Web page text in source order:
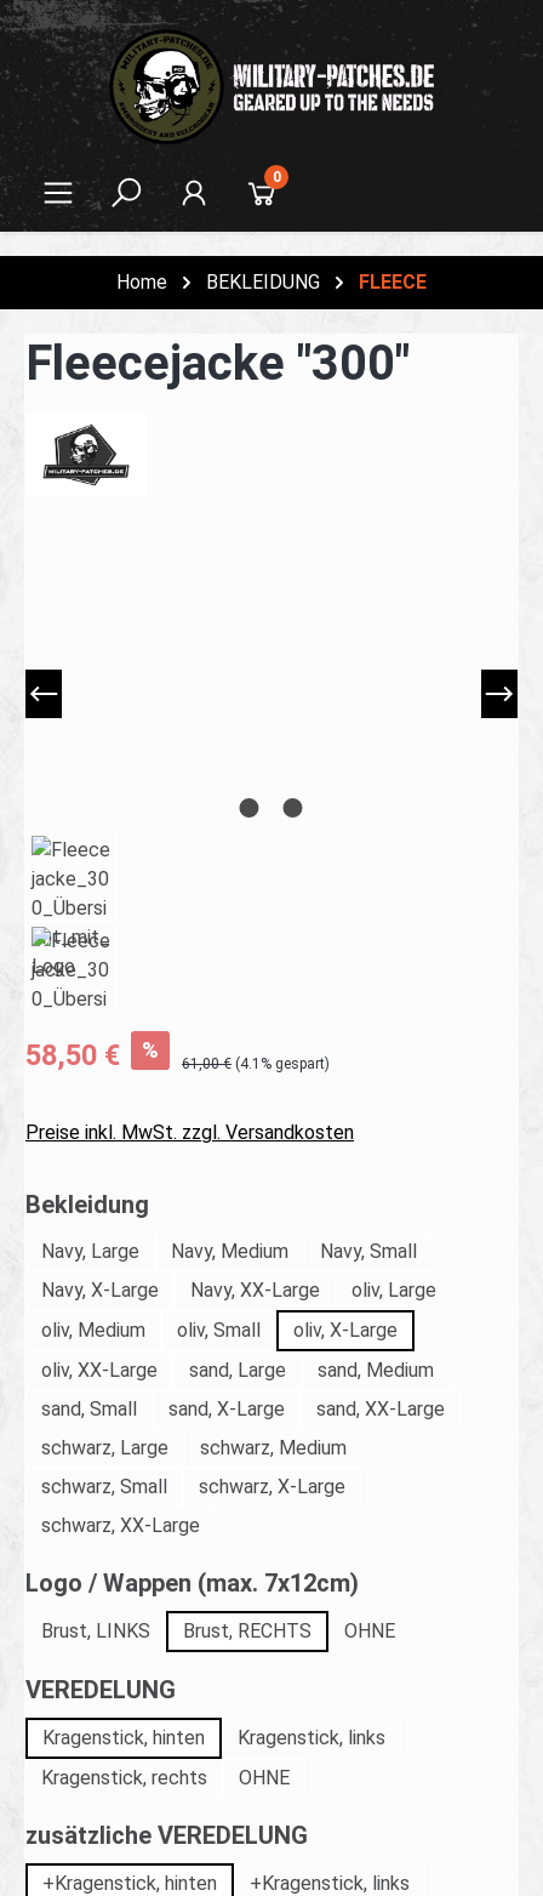
springen
0
Home BEKLEIDUNG FLEECE
Fleecejacke "300"
58,50 € %
61,00 € (4.1% gespart)
Preise inkl. MwSt. zzgl. Versandkosten
Bekleidung
Navy, Large Navy, Medium
Navy, Small
Navy, X-Large
Navy, XX-Large
oliv, Large
oliv, Medium
oliv, Small
oliv, X-Large
oliv, XX-Large
sand, Large
sand, Medium
sand, Small
sand, X-Large
sand, XX-Large
schwarz, Large
schwarz, Medium
schwarz, Small
schwarz, X-Large
schwarz, XX-Large
Logo / Wappen (max. 7x12cm)
Brust, LINKS Brust, RECHTS OHNE
VEREDELUNG
Kragenstick, hinten
Kragenstick, links
Kragenstick, rechts
OHNE
zusätzliche VEREDELUNG
+Kragenstick, hinten
+Kragenstick, links